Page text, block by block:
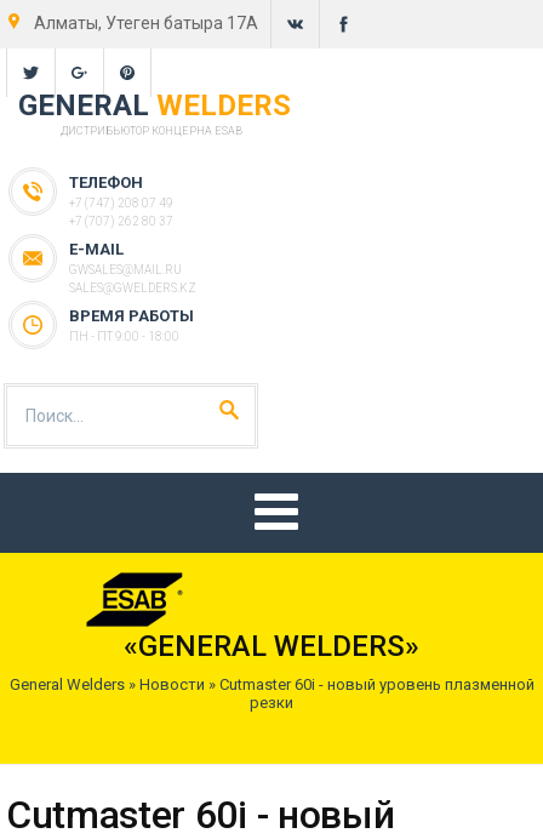
Алматы, Утеген батыра 17А
GENERALWELDERS
ДИСТРИБЬЮТОР КОНЦЕРНА ESAB
ТЕЛЕФОН
+7 (747) 208 07 49
+7 (707) 262 80 37
E-MAIL
GWSALES@MAIL.RU
SALES@GWELDERS.KZ
ВРЕМЯ РАБОТЫ
ПН - ПТ 9:00 - 18:00
«GENERAL WELDERS»
General Welders » Новости » Cutmaster 60i - новый уровень плазменной
резки
Cutmaster 60i - новый